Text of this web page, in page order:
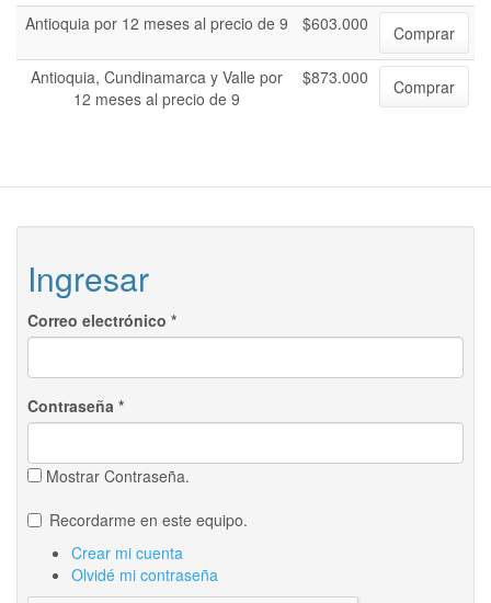
Antioquia por 12 meses al precio de 9 $603.000
Comprar
Antioquia, Cundinamarca y Valle por
12 meses al precio de 9
$873.000 Comprar
Ingresar
Correo electrónico *
Contraseña *
Mostrar Contraseña.
Recordarme en este equipo.
Crear mi cuenta
Olvidé mi contraseña